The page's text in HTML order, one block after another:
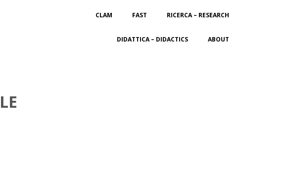
CLAM FAST RICERCA – RESEARCH
DIDATTICA – DIDACTICS ABOUT